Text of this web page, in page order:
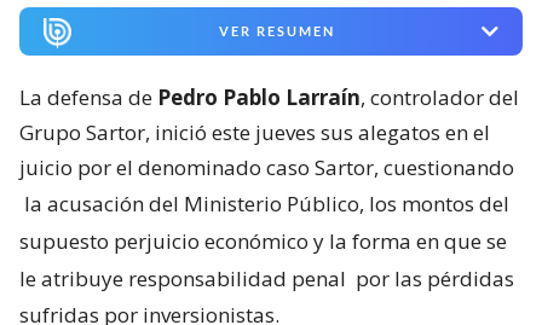
VER RESUMEN
La defensa de Pedro Pablo Larraín, controlador del
Grupo Sartor, inició este jueves sus alegatos en el
juicio por el denominado caso Sartor, cuestionando
la acusación del Ministerio Público, los montos del
supuesto perjuicio económico y la forma en que se
le atribuye responsabilidad penal por las pérdidas
sufridas por inversionistas.